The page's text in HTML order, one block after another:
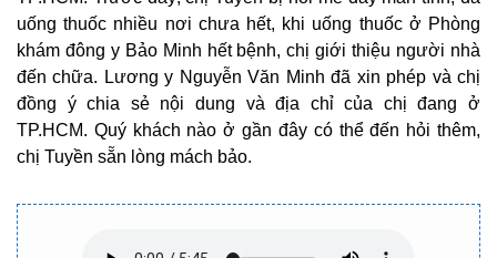
uống thuốc nhiều nơi chưa hết, khi uống thuốc ở Phòng
khám đông y Bảo Minh hết bệnh, chị giới thiệu người nhà
đến chữa. Lương y Nguyễn Văn Minh đã xin phép và chị
đồng ý chia sẻ nội dung và địa chỉ của chị đang ở
TP.HCM. Quý khách nào ở gần đây có thể đến hỏi thêm,
chị Tuyền sẵn lòng mách bảo.